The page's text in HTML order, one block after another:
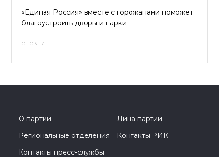
«Единая Россия» вместе с горожанами поможет
благоустроить дворы и парки
01.03.17
О партии
Лица партии
Региональные отделения
Контакты РИК
Контакты пресс-службы